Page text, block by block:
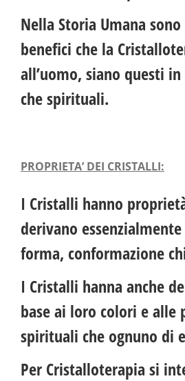
Nella Storia Umana
benefici che la
all’uomo, siano questi
che spirituali.
PROPRIETA’ DEI CRISTALLI:
I Cristalli hanno
derivano
forma, conformazione
I Cristalli hanna anche
base ai loro colori e alle
spirituali che ognuno di
Per Cristalloterapia si